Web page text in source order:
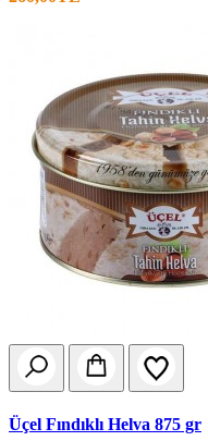
Üçel Fındıklı Helva 875 gr